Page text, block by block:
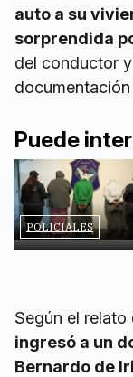
auto a su
sorprendida
del conductor
documentación
Puede
POLICIALES
Según el relato
ingresó a un
Bernardo de